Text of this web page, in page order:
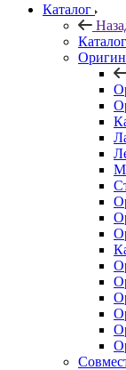
Каталог
Каталог